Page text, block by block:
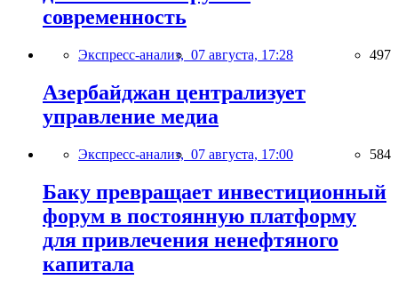
современность
Экспресс-анализ, 07 августа, 17:28 497
Азербайджан централизует
управление медиа
Экспресс-анализ, 07 августа, 17:00 584
Баку превращает инвестиционный
форум в постоянную платформу
для привлечения ненефтяного
капитала